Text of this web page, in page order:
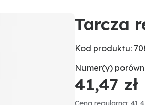
Tarcza
Kod produktu:
Numer(y)
41,47 zł